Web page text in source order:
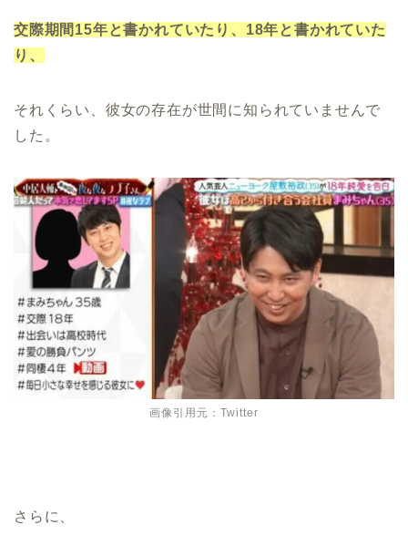
交際期間15年と書かれていたり、18年と書かれていた
り、
それくらい、彼女の存在が世間に知られていませんで
した。
画像引用元：Twitter
さらに、